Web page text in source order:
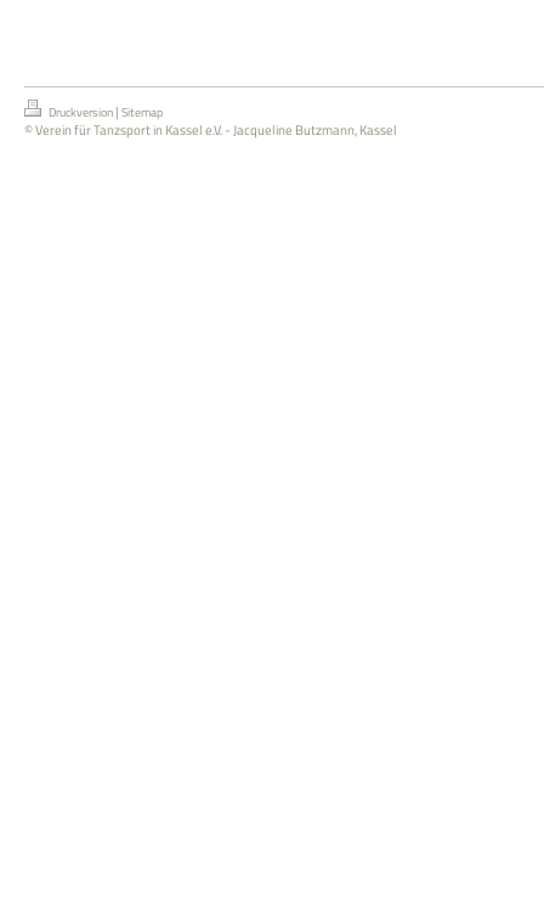
Druckversion | Sitemap
© Verein für Tanzsport in Kassel e.V. - Jacqueline Butzmann, Kassel